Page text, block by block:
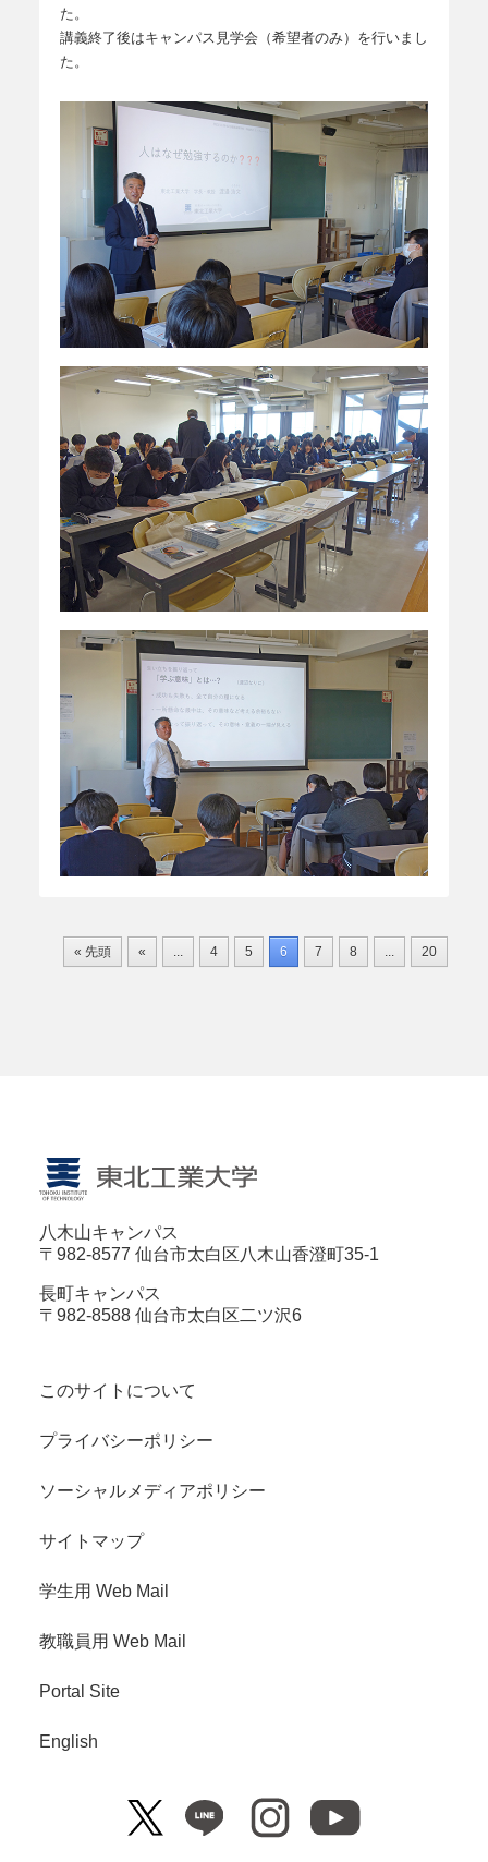
た。
講義終了後はキャンパス見学会（希望者のみ）を行いまし
た。
« 先頭 « 4 5 6 7 8 20
八木山キャンパス
〒982-8577 仙台市太白区八木山香澄町35-1
長町キャンパス
〒982-8588 仙台市太白区二ツ沢6
このサイトについて
プライバシーポリシー
ソーシャルメディアポリシー
サイトマップ
学生用 Web Mail
教職員用 Web Mail
Portal Site
English